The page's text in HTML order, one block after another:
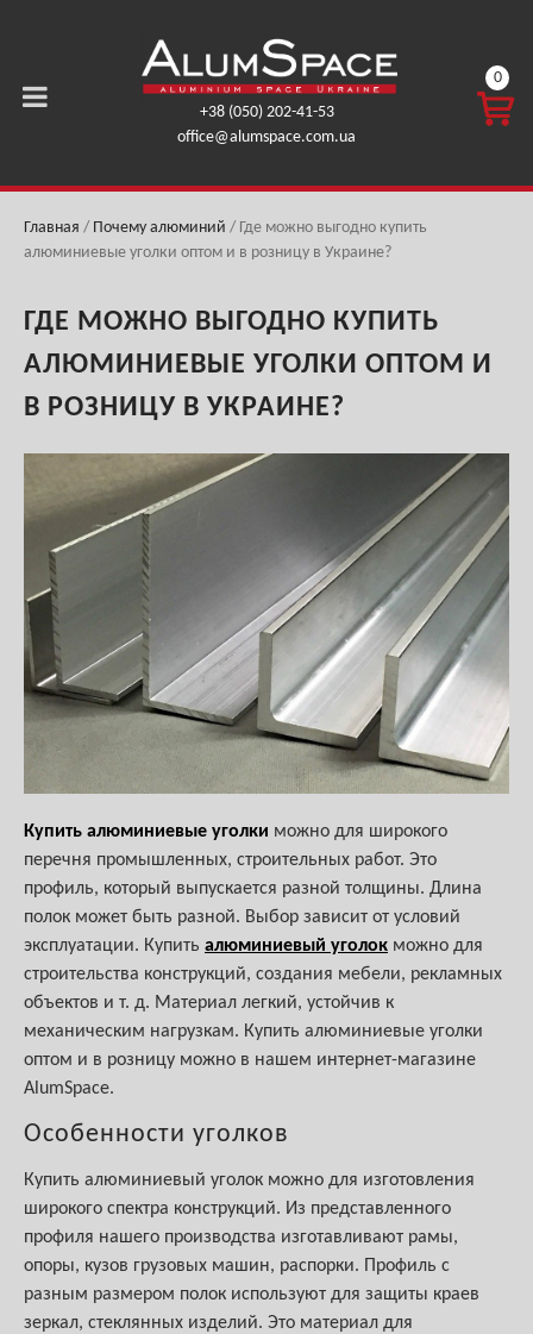
+38 (050) 202-41-53
office@alumspace.com.ua
КОРЗ
ГРН.
0
Главная / Почему алюминий / Где можно выгодно купить
алюминиевые уголки оптом и в розницу в Украине?
ГДЕ МОЖНО ВЫГОДНО КУПИТЬ
АЛЮМИНИЕВЫЕ УГОЛКИ ОПТОМ И
В РОЗНИЦУ В УКРАИНЕ?
Купить алюминиевые уголки можно для широкого
перечня промышленных, строительных работ. Это
профиль, который выпускается разной толщины. Длина
полок может быть разной. Выбор зависит от условий
эксплуатации. Купить алюминиевый уголок можно для
строительства конструкций, создания мебели, рекламных
объектов и т. д. Материал легкий, устойчив к
механическим нагрузкам. Купить алюминиевые уголки
оптом и в розницу можно в нашем интернет-магазине
AlumSpace.
Особенности уголков
Купить алюминиевый уголок можно для изготовления
широкого спектра конструкций. Из представленного
профиля нашего производства изготавливают рамы,
опоры, кузов грузовых машин, распорки. Профиль с
разным размером полок используют для защиты краев
зеркал, стеклянных изделий. Это материал для